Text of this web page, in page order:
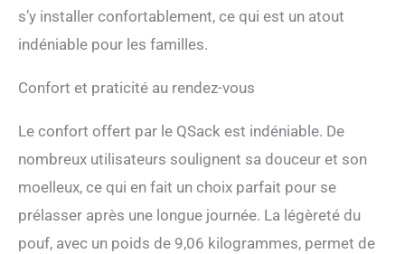
des poufs QSack. QSack
Pouf d'extérieur (turquoise,
vert pomme, gris foncé,
s’y installer confortablement, ce qui est un atout
indéniable pour les familles.
Confort et praticité au rendez-vous
Le confort offert par le QSack est indéniable. De
nombreux utilisateurs soulignent sa douceur et son
moelleux, ce qui en fait un choix parfait pour se
prélasser après une longue journée. La légèreté du
pouf, avec un poids de 9,06 kilogrammes, permet de